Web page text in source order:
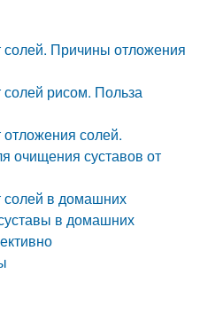
солей. Причины отложения
солей рисом. Польза
отложения солей.
очищения суставов от
солей в домашних
в домашних